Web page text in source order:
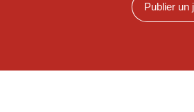
Publier un